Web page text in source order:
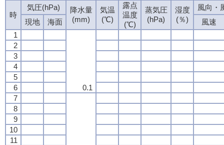
時
気圧(hPa)
降水量
(mm)
気温
(℃)
露点
温度
(℃)
蒸気圧
(hPa)
湿度
(％)
風向・
現地
海面
風速
1
0.1
2
3
4
5
6
7
8
9
10
11